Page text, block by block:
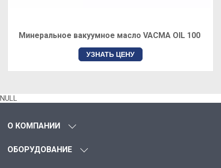
Минеральное вакуумное масло VACMA OIL 100
УЗНАТЬ ЦЕНУ
NULL
О КОМПАНИИ
ОБОРУДОВАНИЕ